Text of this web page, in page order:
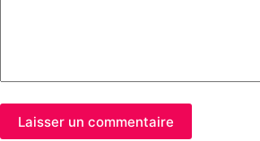
Laisser un commentaire